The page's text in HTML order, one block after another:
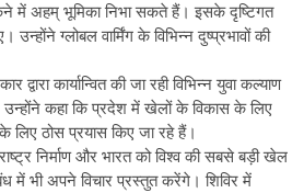
में अहम् भूमिका निभा सकते हैं। इसके दृष्टिगत
उन्होंने ग्लोबल वार्मिंग के विभिन्न दुष्प्रभावों की
द्वारा कार्यान्वित की जा रही विभिन्न युवा कल्याण
उन्होंने कहा कि प्रदेश में खेलों के विकास के लिए
ठोस प्रयास किए जा रहे हैं।
निर्माण और भारत को विश्व की सबसे बड़ी खेल
में भी अपने विचार प्रस्तुत करेंगे। शिविर में